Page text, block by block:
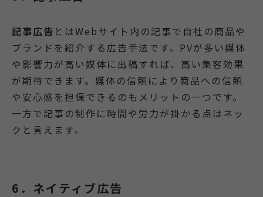
記事広告 とはWebサイト内の記事で自社の商品や
ブランドを紹介する広告手法です。PVが多い媒体
や影響力が高い媒体に出稿すれば、高い集客効果
が期待できます。媒体の信頼により商品への信頼
や安心感を担保できるのもメリットの一つです。
一方で記事の制作に時間や労力が掛かる点はネッ
クと言えます。
6．ネイティブ広告